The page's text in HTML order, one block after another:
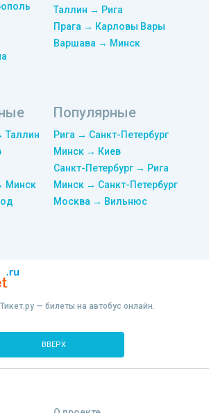
Таллин → Рига
Прага → Карловы Вары
Варшава → Минск
Таллин
Минск
Популярные
Рига → Санкт-Петербург
Минск → Киев
Санкт-Петербург → Рига
Минск → Санкт-Петербург
Москва → Вильнюс
— билеты на автобус онлайн.
ВВЕРХ